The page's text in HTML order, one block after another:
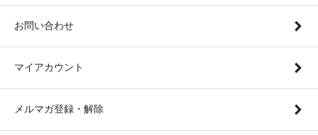
お問い合わせ
マイアカウント
メルマガ登録・解除